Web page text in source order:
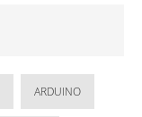
ARDUINO